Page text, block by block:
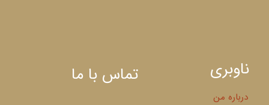
ناوبری
درباره من
تماس با ما